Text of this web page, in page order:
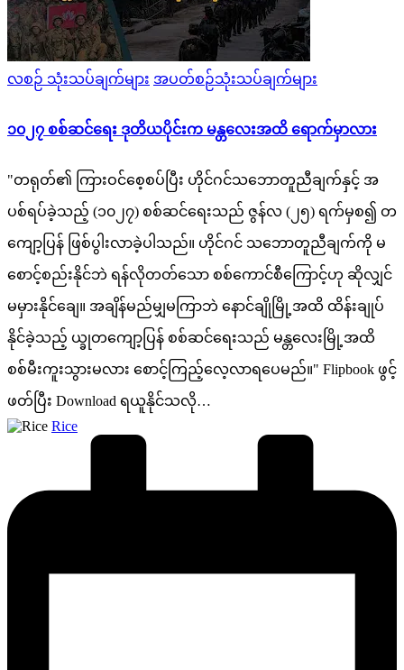
Posted
in
လစဉ် သုံးသပ်ချက်များ အပတ်စဉ်သုံးသပ်ချက်များ
၁၀၂၇ စစ်ဆင်ရေး ဒုတိယပိုင်းက မန္တလေးအထိ ရောက်မှာလား
"တရုတ်၏ ကြားဝင်စေ့စပ်ပြီး ဟိုင်ဂင်သဘောတူညီချက်နှင့် အ
ပစ်ရပ်ခဲ့သည့် (၁၀၂၇) စစ်ဆင်‌ရေးသည် ဇွန်လ (၂၅) ရက်မှစ၍ တ
ကျော့ပြန် ဖြစ်ပွါးလာခဲ့ပါသည်။ ဟိုင်ဂင် သဘောတူညီချက်ကို မ
စောင့်စည်းနိုင်ဘဲ ရန်လိုတတ်သော စစ်ကောင်စီကြောင့်ဟု ဆိုလျှင်
မမှားနိုင်ချေ။ အချိန်မည်မျှမကြာဘဲ နောင်ချိုမြို့အထိ ထိန်းချုပ်
နိုင်ခဲ့သည့် ယ္ခုတကျော့ပြန် စစ်ဆင်ရေးသည် မန္တလေးမြို့အထိ
စစ်မီးကူးသွားမလား စောင့်ကြည့်လေ့လာရပေမည်။" Flipbook ဖွင့်
ဖတ်ပြီး ‌Download ရယူနိုင်သလို…
Posted Rice